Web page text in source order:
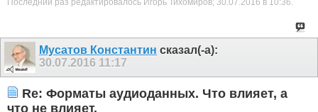
Последний раз редактировалось Игорь Тихомиров; 30.07.2016 в 10:36.
Мусатов Константин сказал(-а):
30.07.2016 11:17
Re: Форматы аудиоданных. Что влияет, а
что не влияет.